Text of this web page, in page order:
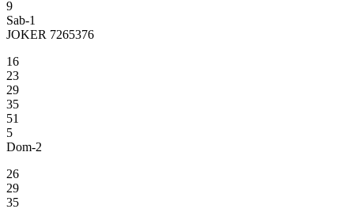
9
Sab-1
JOKER 7265376
16
23
29
35
51
5
Dom-2
26
29
35